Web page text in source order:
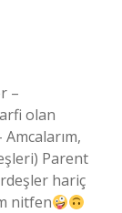
–
olan
Parent
hariç
nitfen